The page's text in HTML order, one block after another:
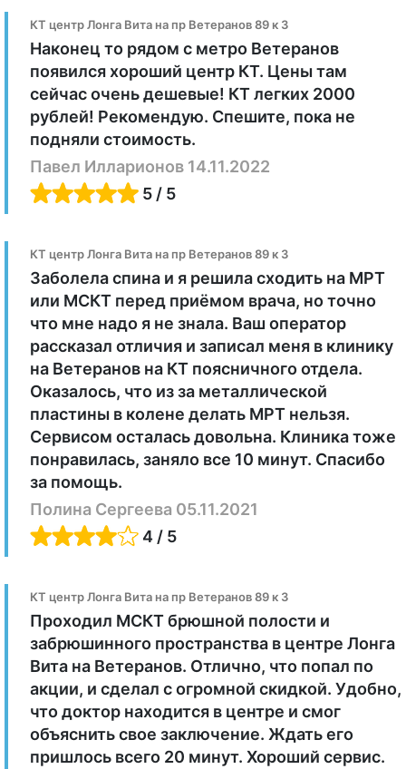
КТ центр Лонга Вита на пр Ветеранов 89 к 3
Наконец то рядом с метро Ветеранов
появился хороший центр КТ. Цены там
сейчас очень дешевые! КТ легких 2000
рублей! Рекомендую. Спешите, пока не
подняли стоимость.
Павел Илларионов 14.11.2022
5 / 5
КТ центр Лонга Вита на пр Ветеранов 89 к 3
Заболела спина и я решила сходить на МРТ
или МСКТ перед приёмом врача, но точно
что мне надо я не знала. Ваш оператор
рассказал отличия и записал меня в клинику
на Ветеранов на КТ поясничного отдела.
Оказалось, что из за металлической
пластины в колене делать МРТ нельзя.
Сервисом осталась довольна. Клиника тоже
понравилась, заняло все 10 минут. Спасибо
за помощь.
Полина Сергеева 05.11.2021
4 / 5
КТ центр Лонга Вита на пр Ветеранов 89 к 3
Проходил МСКТ брюшной полости и
забрюшинного пространства в центре Лонга
Вита на Ветеранов. Отлично, что попал по
акции, и сделал с огромной скидкой. Удобно,
что доктор находится в центре и смог
объяснить свое заключение. Ждать его
пришлось всего 20 минут. Хороший сервис.